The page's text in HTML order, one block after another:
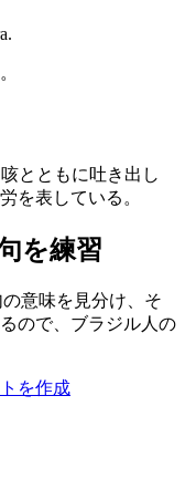
とともに吐き出し
を表している。
を練習
意味を見分け、そ
ので、ブラジル人の
を作成